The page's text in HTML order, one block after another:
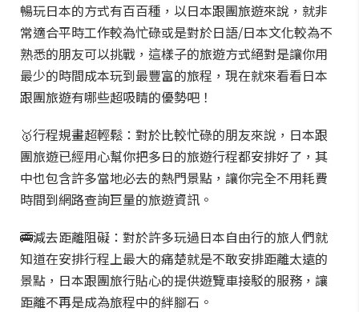
暢玩日本的方式有百百種，以日本跟團旅遊來說，就非
常適合平時工作較為忙碌或是對於日語/日本文化較為不
熟悉的朋友可以挑戰，這樣子的旅遊方式絕對是讓你用
最少的時間成本玩到最豐富的旅程，現在就來看看日本
跟團旅遊有哪些超吸睛的優勢吧！
🥇行程規畫超輕鬆：對於比較忙碌的朋友來說，日本跟
團旅遊已經用心幫你把多日的旅遊行程都安排好了，其
中也包含許多當地必去的熱門景點，讓你完全不用耗費
時間到網路查詢巨量的旅遊資訊。
🚎減去距離阻礙：對於許多玩過日本自由行的旅人們就
知道在安排行程上最大的痛楚就是不敢安排距離太遠的
景點，日本跟團旅行貼心的提供遊覽車接駁的服務，讓
距離不再是成為旅程中的絆腳石。